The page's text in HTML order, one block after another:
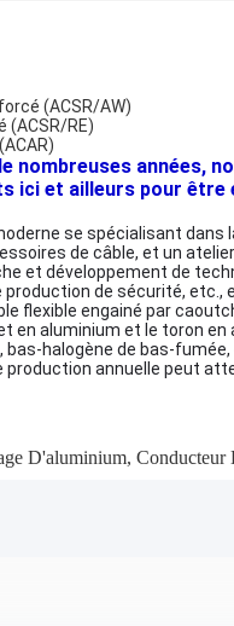
(ACSR/AW)
RE)
nombreuses années,
ici et ailleurs pour
se spécialisant
de câble, et un
et développement de
de sécurité,
flexible engainé par
aluminium et le toron
halogène de bas-
annuelle peut
D'aluminium,